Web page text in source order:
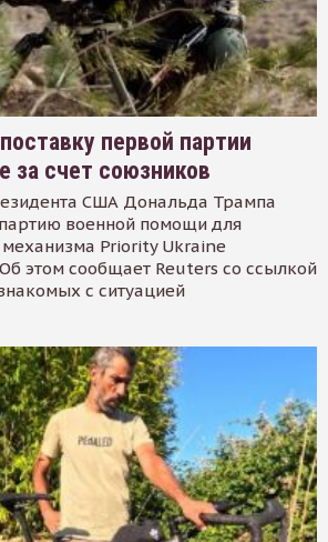
первой партии
за счет союзников
США Дональда Трампа
военной помощи для
Priority Ukraine
этом сообщает Reuters со ссылкой
с ситуацией